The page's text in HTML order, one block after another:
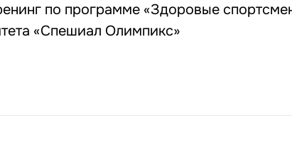
по программе «Здоровые
«Спешиал Олимпикс»